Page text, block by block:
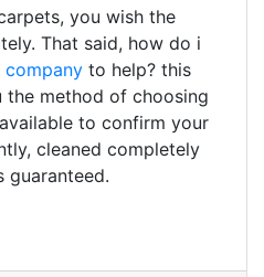
you wish the
That said, how do i
to help? this
method of choosing
to confirm your
cleaned completely
guaranteed.